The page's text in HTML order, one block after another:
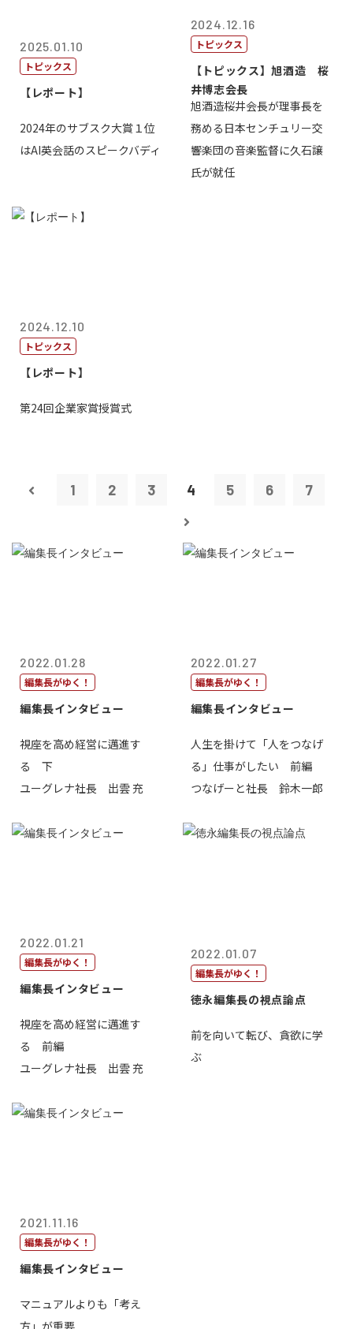
2025.01.10
トピックス
【レポート】
2024年のサブスク大賞１位
はAI英会話のスピークバディ
2024.12.16
トピックス
【トピックス】旭酒造 桜
井博志会長
旭酒造桜井会長が理事長を
務める日本センチュリー交
響楽団の音楽監督に久石譲
氏が就任
2024.12.10
トピックス
【レポート】
第24回企業家賞授賞式
1 2 3 4 5 6 7
2022.01.28
編集長がゆく！
編集長インタビュー
視座を高め経営に邁進す
る 下
ユーグレナ社長 出雲 充
2022.01.27
編集長がゆく！
編集長インタビュー
人生を掛けて「人をつなげ
る」仕事がしたい 前編
つなげーと社長 鈴木一郎
2022.01.21
編集長がゆく！
編集長インタビュー
視座を高め経営に邁進す
る 前編
ユーグレナ社長 出雲 充
2022.01.07
編集長がゆく！
徳永編集長の視点論点
前を向いて転び、貪欲に学
ぶ
2021.11.16
編集長がゆく！
編集長インタビュー
マニュアルよりも「考え
方」が重要